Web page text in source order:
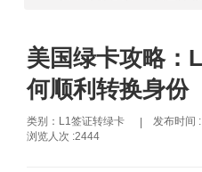
美国绿卡攻略：
何顺利转换身份
类别：L1签证转绿卡 | 发布时间
浏览人次 :2444